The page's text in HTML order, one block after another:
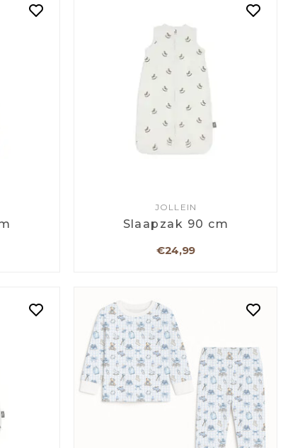
JOLLEIN
Slaapzak 90 cm
€24,99